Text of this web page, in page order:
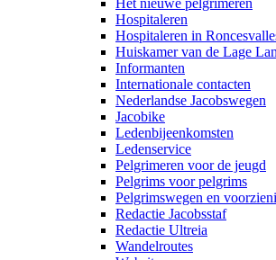
Het nieuwe pelgrimeren
Hospitaleren
Hospitaleren in
Huiskamer van de Lage
Informanten
Internationale contacten
Nederlandse Jacobswegen
Jacobike
Ledenbijeenkomsten
Ledenservice
Pelgrimeren voor de jeugd
Pelgrims voor pelgrims
Pelgrimswegen en
Redactie Jacobsstaf
Redactie Ultreia
Wandelroutes